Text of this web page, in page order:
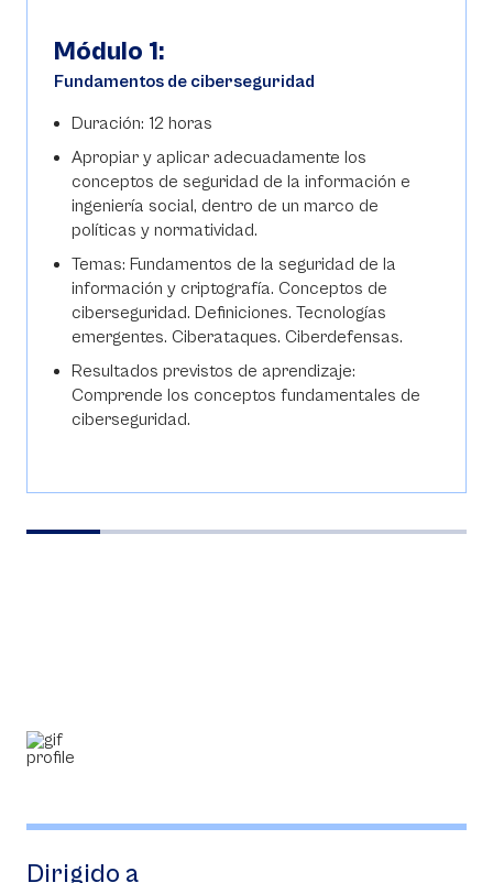
Módulo 1:
Fundamentos de ciberseguridad
Duración: 12 horas
Apropiar y aplicar adecuadamente los
conceptos de seguridad de la información e
ingeniería social, dentro de un marco de
políticas y normatividad.
Temas: Fundamentos de la seguridad de la
información y criptografía. Conceptos de
ciberseguridad. Definiciones. Tecnologías
emergentes. Ciberataques. Ciberdefensas.
Resultados previstos de aprendizaje:
Comprende los conceptos fundamentales de
ciberseguridad.
Dirigido a